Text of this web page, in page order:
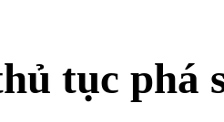
tục phá